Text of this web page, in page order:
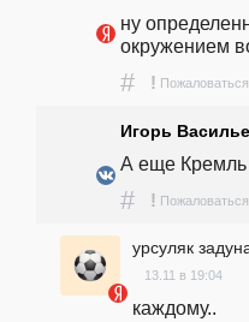
ну
окружением
# ! Пожаловаться
Игорь
А еще
# ! Пожаловаться
урсуляк
13.11 в 19:04
каждому..